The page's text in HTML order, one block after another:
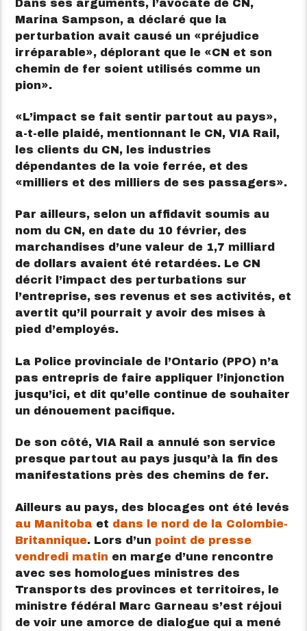
Dans ses arguments, l’avocate de CN,
Marina Sampson, a déclaré que la
perturbation avait causé un
préjudice
irréparable
, déplorant que le
CN et son
chemin de fer soient utilisés comme un
pion
.
L’impact se fait sentir partout au pays
,
a-t-elle plaidé, mentionnant le CN, VIA Rail,
les clients du CN, les industries
dépendantes de la voie ferrée, et des
milliers et des milliers de ses passagers
.
Par ailleurs, selon un affidavit soumis au
nom du CN, en date du 10 février, des
marchandises d’une valeur de 1,7 milliard
de dollars avaient été retardées. Le CN
décrit l’impact des perturbations sur
l’entreprise, ses revenus et ses activités, et
avertit qu’il pourrait y avoir des mises à
pied d’employés.
La Police provinciale de l’Ontario (PPO) n’a
pas entrepris de faire appliquer l’injonction
jusqu’ici, et dit qu’elle continue de souhaiter
un dénouement pacifique.
De son côté, VIA Rail a annulé son service
presque partout au pays jusqu’à la fin des
manifestations près des chemins de fer.
Ailleurs au pays, des blocages ont été levés
au Manitoba et dans le nord de la Colombie-
Britannique. Lors d’un point de presse
vendredi matin en marge d’une rencontre
avec ses homologues ministres des
Transports des provinces et territoires, le
ministre fédéral Marc Garneau s’est réjoui
de voir une amorce de dialogue qui a mené